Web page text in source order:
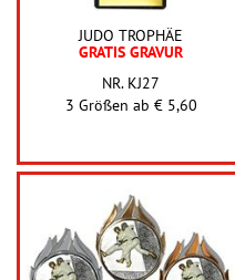
JUDO TROPHÄE
GRATIS GRAVUR
NR. KJ27
3 Größen ab € 5,60